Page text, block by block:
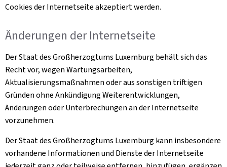
Cookiesder Internetseite akzeptiert werden.
Änderungen der Internetseite
Der Staat des Großherzogtums Luxemburg behält sich das
Recht vor, wegen Wartungsarbeiten,
Aktualisierungsmaßnahmen oder aus sonstigen triftigen
Gründen ohne Ankündigung Weiterentwicklungen,
Änderungen oder Unterbrechungen an der Internetseite
vorzunehmen.
Der Staat des Großherzogtums Luxemburg kann insbesondere
vorhandene Informationen und Dienste der Internetseite